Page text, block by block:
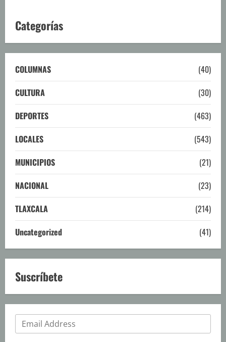
Categorías
COLUMNAS
(40)
CULTURA
(30)
DEPORTES
(463)
LOCALES
(543)
MUNICIPIOS
(21)
NACIONAL
(23)
TLAXCALA
(214)
Uncategorized
(41)
Suscríbete